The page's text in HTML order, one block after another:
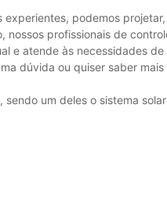
podemos
profissionais de
e atende às necessidades
dúvida ou quiser saber mais
um deles o sistema